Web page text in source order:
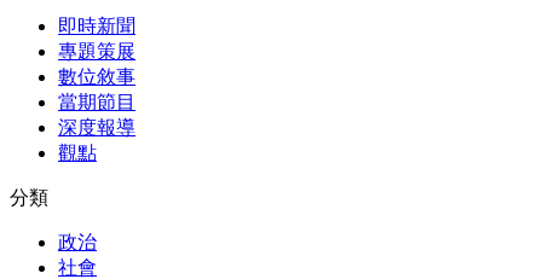
即時新聞
專題策展
數位敘事
當期節目
深度報導
觀點
分類
政治
社會